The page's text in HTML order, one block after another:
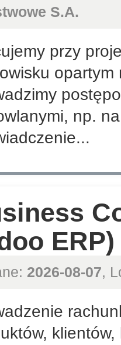
S.A.
przy
np.
ERP)
2026-08-07,